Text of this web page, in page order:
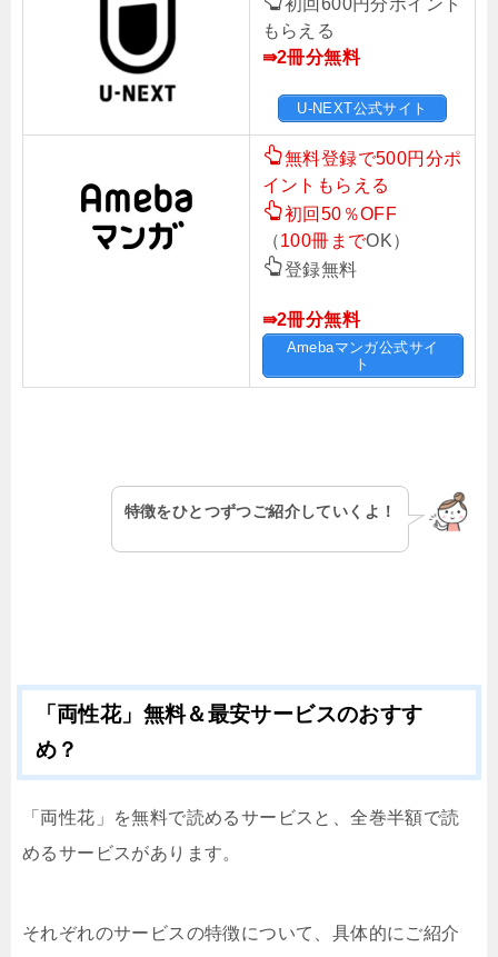
初回600円分ポイント
もらえる
⇛2冊分無料
U-NEXT公式サイト
無料登録で500円分ポ
イントもらえる
初回50％OFF
（100冊までOK）
登録無料
⇛2冊分無料
Amebaマンガ公式サイ
ト
特徴をひとつずつご紹介していくよ！
「両性花」無料＆最安サービスのおすす
め？
「両性花」を無料で読めるサービスと、全巻半額で読
めるサービスがあります。
それぞれのサービスの特徴について、具体的にご紹介